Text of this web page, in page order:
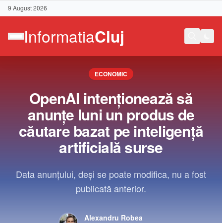
9 August 2026
ECONOMIC
OpenAI intenţionează să
anunţe luni un produs de
căutare bazat pe inteligenţă
artificială surse
Data anunţului, deşi se poate modifica, nu a fost
publicată anterior.
Alexandru Robea